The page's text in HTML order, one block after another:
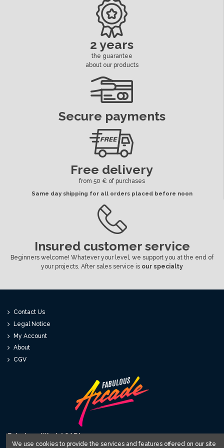
6.3 mm
Séparé
2 years
the guarantee
about our products
Secure payments
Free delivery
from 50 € of purchases
Same day shipping for all orders placed before noon
Insured customer service
Beginners welcome! Whatever your level, we support you at the end of
your projects. After sales service is our specialty
Contact Us
Legal Notice
My Account
About
CGV
Fabulous World SARL
We use cookies to provide the services and features offered on our site